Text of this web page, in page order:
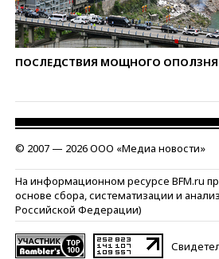
ПОСЛЕДСТВИЯ МОЩНОГО ОПОЛЗНЯ
© 2007 — 2026 ООО «Медиа новости»
На информационном ресурсе BFM.ru
основе сбора, систематизации и
Российской Федерации)